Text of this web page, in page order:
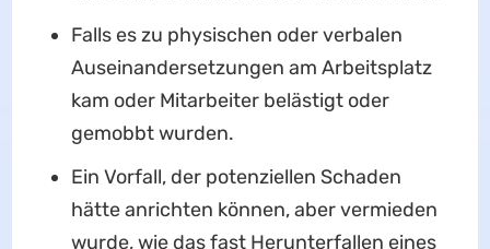
Falls es zu physischen oder verbalen
Auseinandersetzungen am Arbeitsplatz
kam oder Mitarbeiter belästigt oder
gemobbt wurden.
Ein Vorfall, der potenziellen Schaden
hätte anrichten können, aber vermieden
wurde, wie das fast Herunterfallen eines